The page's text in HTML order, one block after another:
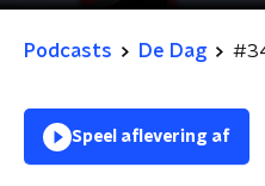
Podcasts De Dag
Speel aflevering af